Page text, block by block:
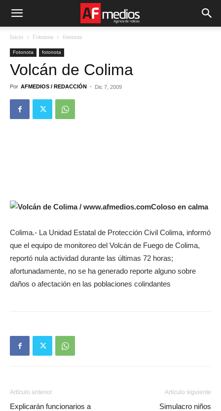
Inicio Fotonota fotonota
Fotonota fotonota
Volcán de Colima
Por AFMEDIOS / REDACCIÓN - Dic 7, 2009
Coloso en calma
Colima.- La Unidad Estatal de Protección Civil Colima, informó
que el equipo de monitoreo del Volcán de Fuego de Colima,
reportó nula actividad durante las últimas 72 horas;
afortunadamente, no se ha generado reporte alguno sobre
daños o afectación en las poblaciones colindantes
Artículo anterior
Explicarán funcionarios a
Artículo siguiente
Simulacro niños